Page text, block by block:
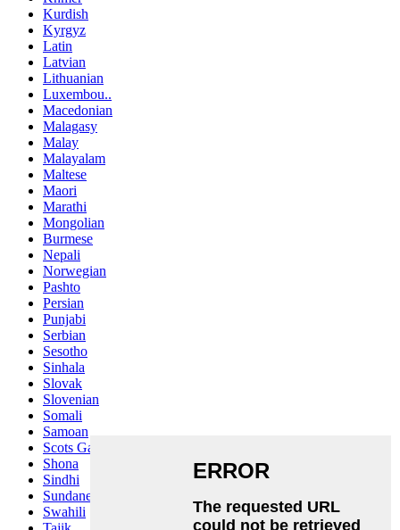
Kurdish
Kyrgyz
Latin
Latvian
Lithuanian
Luxembou..
Macedonian
Malagasy
Malay
Malayalam
Maltese
Maori
Marathi
Mongolian
Burmese
Nepali
Norwegian
Pashto
Persian
Punjabi
Serbian
Sesotho
Sinhala
Slovak
Slovenian
Somali
Samoan
Scots Gaelic
Shona
Sindhi
Sundanese
Swahili